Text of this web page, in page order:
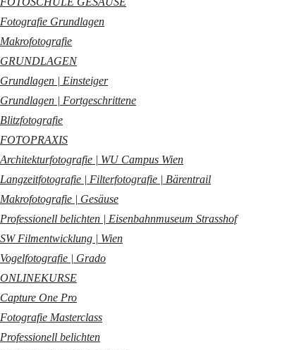
Fotografie Grundlagen
Makrofotografie
GRUNDLAGEN
Grundlagen | Einsteiger
Grundlagen | Fortgeschrittene
Blitzfotografie
FOTOPRAXIS
Architekturfotografie | WU Campus Wien
Langzeitfotografie | Filterfotografie | Bärentrail
Makrofotografie | Gesäuse
Professionell belichten | Eisenbahnmuseum Strasshof
SW Filmentwicklung | Wien
Vogelfotografie | Grado
ONLINEKURSE
Capture One Pro
Fotografie Masterclass
Professionell belichten